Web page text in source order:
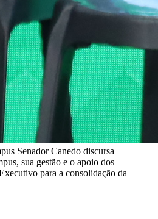
Senador Canedo discursa
sua gestão e o apoio dos
para a consolidação da